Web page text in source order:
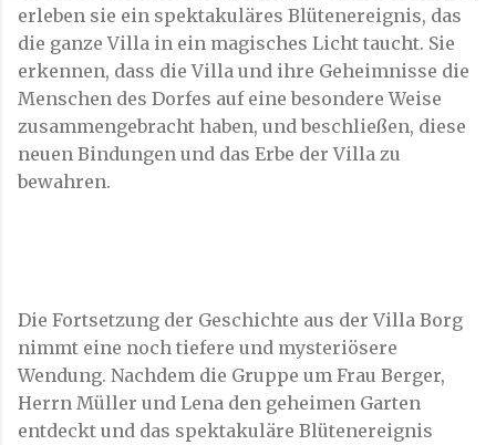
erleben sie ein spektakuläres Blütenereignis, das
die ganze Villa in ein magisches Licht taucht. Sie
erkennen, dass die Villa und ihre Geheimnisse die
Menschen des Dorfes auf eine besondere Weise
zusammengebracht haben, und beschließen, diese
neuen Bindungen und das Erbe der Villa zu
bewahren.
Die Fortsetzung der Geschichte aus der Villa Borg
nimmt eine noch tiefere und mysteriösere
Wendung. Nachdem die Gruppe um Frau Berger,
Herrn Müller und Lena den geheimen Garten
entdeckt und das spektakuläre Blütenereignis